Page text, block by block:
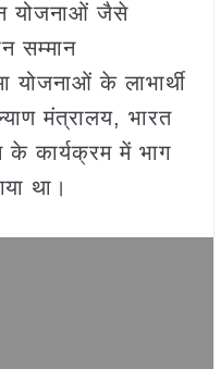
योजनाओं जैसे
सम्मान
योजनाओं के लाभार्थी
मंत्रालय, भारत
के कार्यक्रम में भाग
था।